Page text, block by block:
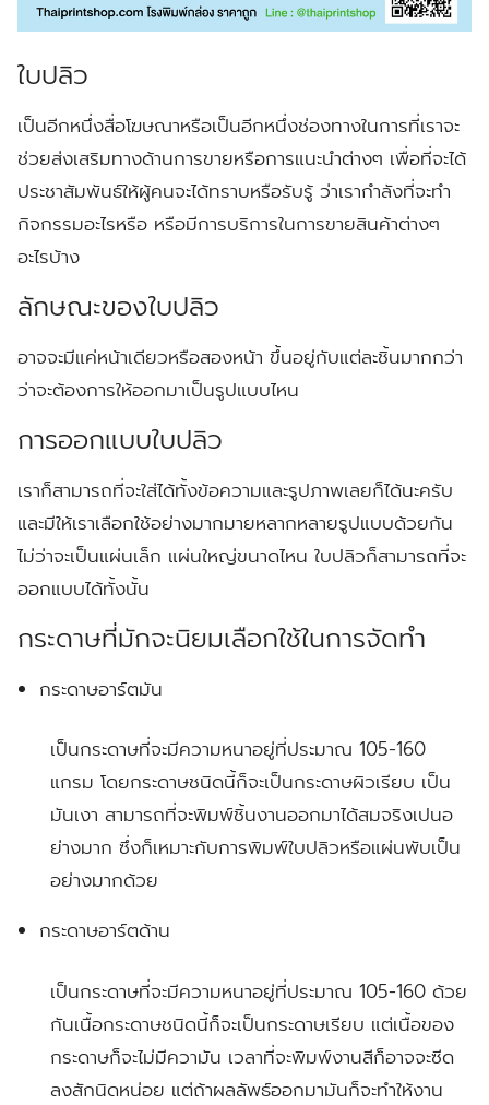
ใบปลิว
เป็นอีกหนึ่งสื่อโฆษณาหรือเป็นอีกหนึ่งช่องทางในการที่เราจะ
ช่วยส่งเสริมทางด้านการขายหรือการแนะนำต่างๆ เพื่อที่จะได้
ประชาสัมพันธ์ให้ผู้คนจะได้ทราบหรือรับรู้ ว่าเรากำลังที่จะทำ
กิจกรรมอะไรหรือ หรือมีการบริการในการขายสินค้าต่างๆ
อะไรบ้าง
ลักษณะของใบปลิว
อาจจะมีแค่หน้าเดียวหรือสองหน้า ขึ้นอยู่กับแต่ละชิ้นมากกว่า
ว่าจะต้องการให้ออกมาเป็นรูปแบบไหน
การออกแบบใบปลิว
เราก็สามารถที่จะใส่ได้ทั้งข้อความและรูปภาพเลยก็ได้นะครับ
และมีให้เราเลือกใช้อย่างมากมายหลากหลายรูปแบบด้วยกัน
ไม่ว่าจะเป็นแผ่นเล็ก แผ่นใหญ่ขนาดไหน ใบปลิวก็สามารถที่จะ
ออกแบบได้ทั้งนั้น
กระดาษที่มักจะนิยมเลือกใช้ในการจัดทำ
กระดาษอาร์ตมัน
เป็นกระดาษที่จะมีความหนาอยู่ที่ประมาณ 105-160
แกรม โดยกระดาษชนิดนี้ก็จะเป็นกระดาษผิวเรียบ เป็น
มันเงา สามารถที่จะพิมพ์ชิ้นงานออกมาได้สมจริงเปนอ
ย่างมาก ซึ่งก็เหมาะกับการพิมพ์ใบปลิวหรือแผ่นพับเป็น
อย่างมากด้วย
กระดาษอาร์ตด้าน
เป็นกระดาษที่จะมีความหนาอยู่ที่ประมาณ 105-160 ด้วย
กันเนื้อกระดาษชนิดนี้ก็จะเป็นกระดาษเรียบ แต่เนื้อของ
กระดาษก็จะไม่มีความัน เวลาที่จะพิมพ์งานสีก็อาจจะซีด
ลงสักนิดหน่อย แต่ถ้าผลลัพธ์ออกมามันก็จะทำให้งาน